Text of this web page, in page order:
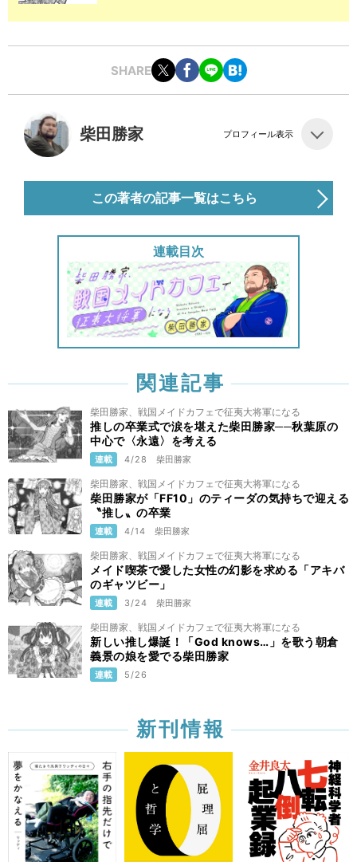
SHARE
柴田勝家 プロフィール表示
この著者の記事一覧はこちら
連載目次
関連記事
柴田勝家、戦国メイドカフェで征夷大将軍になる
推しの卒業式で涙を堪えた柴田勝家──秋葉原の
中心で〈永遠〉を考える
連載 4/28 柴田勝家
柴田勝家、戦国メイドカフェで征夷大将軍になる
柴田勝家が「FF10」のティーダの気持ちで迎える
〝推し〟の卒業
連載 4/14 柴田勝家
柴田勝家、戦国メイドカフェで征夷大将軍になる
メイド喫茶で愛した女性の幻影を求める「アキバ
のギャツビー」
連載 3/24 柴田勝家
柴田勝家、戦国メイドカフェで征夷大将軍になる
新しい推し爆誕！「God knows…」を歌う朝倉
義景の娘を愛でる柴田勝家
連載 5/26
新刊情報